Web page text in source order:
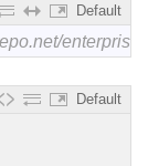
Default
Default